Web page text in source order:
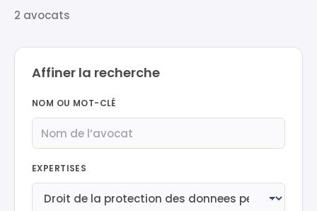
2 avocats
Affiner la recherche
NOM OU MOT-CLÉ
EXPERTISES